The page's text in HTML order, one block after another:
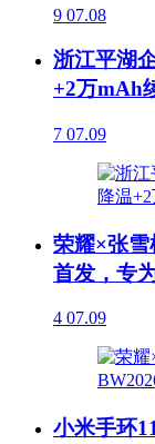
9 07.08
浙江平湖
+2万mAh
7 07.09
荣耀×张雪
首发，专
4 07.09
小米手环